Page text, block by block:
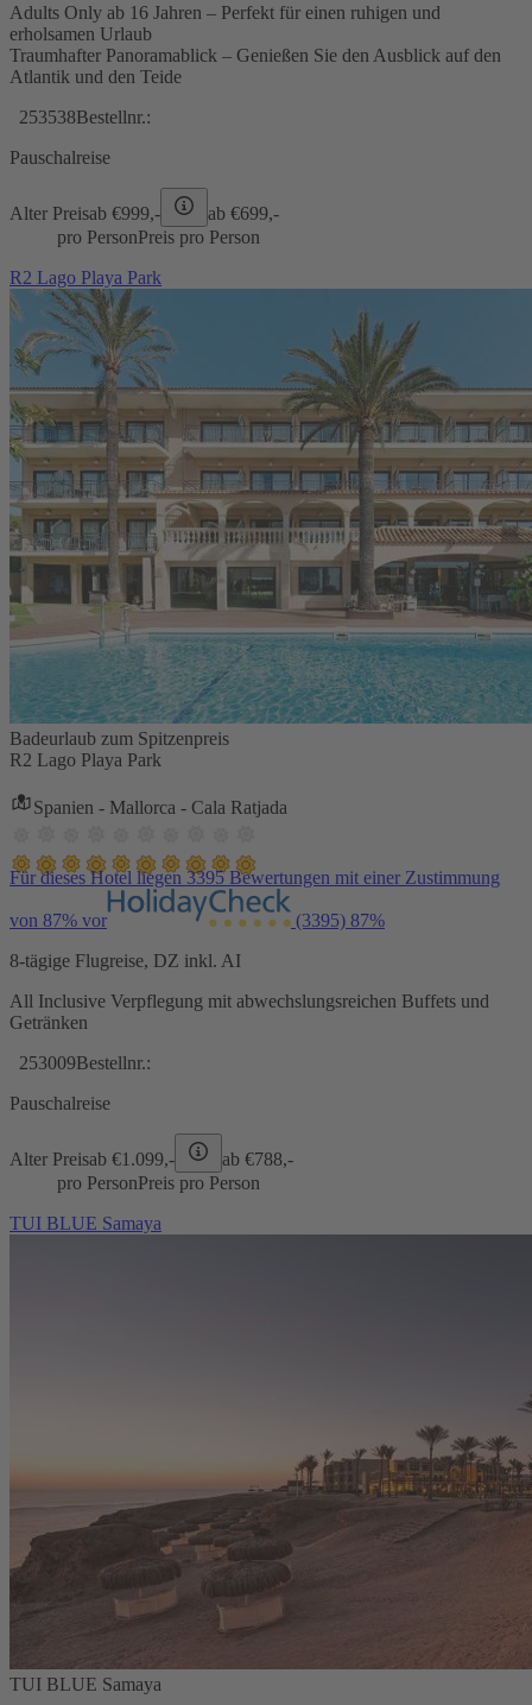
Adults Only ab 16 Jahren – Perfekt für einen ruhigen und
erholsamen Urlaub
Traumhafter Panoramablick – Genießen Sie den Ausblick auf den
Atlantik und den Teide
253538Bestellnr.:
Pauschalreise
Alter Preisab €999,- ab €699,-
pro PersonPreis pro Person
R2 Lago Playa Park
Badeurlaub zum Spitzenpreis
R2 Lago Playa Park
Spanien - Mallorca - Cala Ratjada
Für dieses Hotel liegen 3395 Bewertungen mit einer Zustimmung
von 87% vor (3395) 87%
8-tägige Flugreise, DZ inkl. AI
All Inclusive Verpflegung mit abwechslungsreichen Buffets und
Getränken
253009Bestellnr.:
Pauschalreise
Alter Preisab €1.099,- ab €788,-
pro PersonPreis pro Person
TUI BLUE Samaya
TUI BLUE Samaya